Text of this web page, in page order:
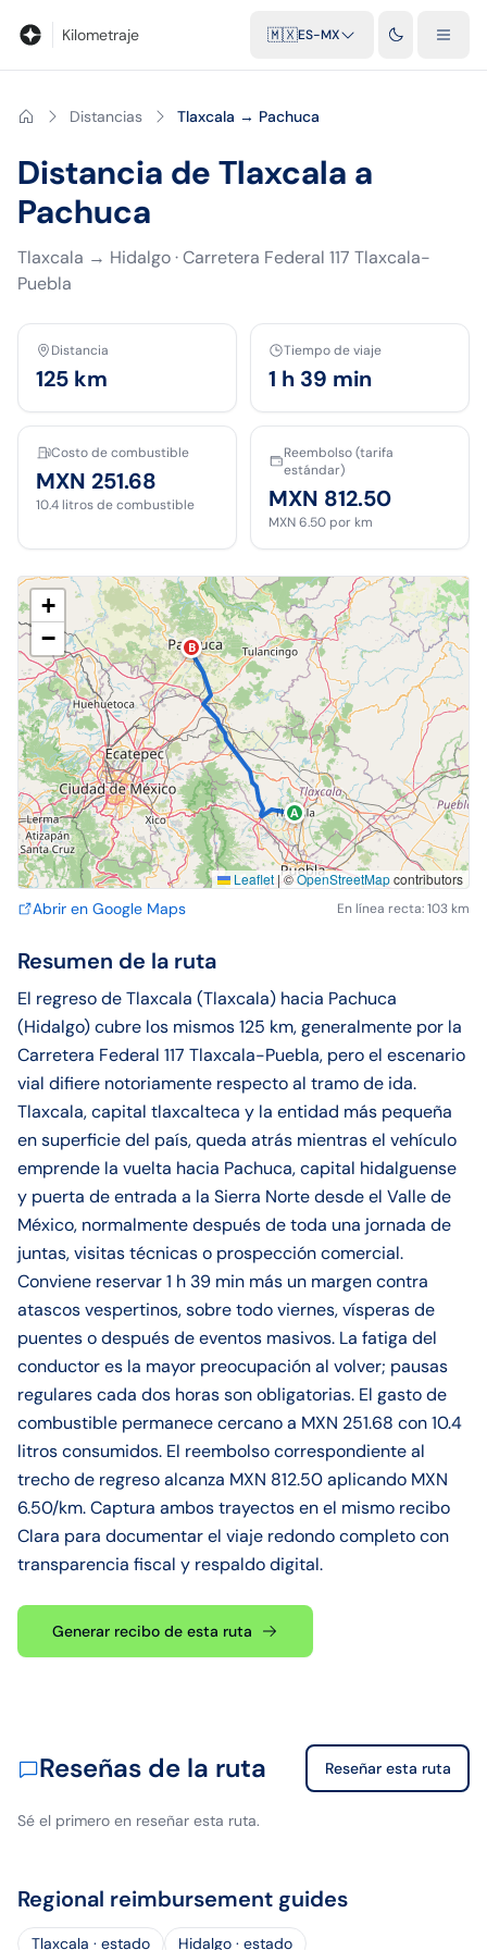
Kilometraje 🇲🇽ES-MX
Distancias Tlaxcala → Pachuca
Distancia de Tlaxcala a
Pachuca
Tlaxcala → Hidalgo·Carretera Federal 117 Tlaxcala-
Puebla
Distancia
125 km
Tiempo de viaje
1 h 39 min
Costo de combustible
MXN 251.68
10.4 litros de combustible
Reembolso (tarifa
estándar)
MXN 812.50
MXN 6.50 por km
A
B
+
−
Leaflet |©OpenStreetMapcontributors
Abrir en Google Maps En línea recta: 103 km
Resumen de la ruta
El regreso de Tlaxcala (Tlaxcala) hacia Pachuca
(Hidalgo) cubre los mismos 125 km, generalmente por la
Carretera Federal 117 Tlaxcala-Puebla, pero el escenario
vial difiere notoriamente respecto al tramo de ida.
Tlaxcala, capital tlaxcalteca y la entidad más pequeña
en superficie del país, queda atrás mientras el vehículo
emprende la vuelta hacia Pachuca, capital hidalguense
y puerta de entrada a la Sierra Norte desde el Valle de
México, normalmente después de toda una jornada de
juntas, visitas técnicas o prospección comercial.
Conviene reservar 1 h 39 min más un margen contra
atascos vespertinos, sobre todo viernes, vísperas de
puentes o después de eventos masivos. La fatiga del
conductor es la mayor preocupación al volver; pausas
regulares cada dos horas son obligatorias. El gasto de
combustible permanece cercano a MXN 251.68 con 10.4
litros consumidos. El reembolso correspondiente al
trecho de regreso alcanza MXN 812.50 aplicando MXN
6.50/km. Captura ambos trayectos en el mismo recibo
Clara para documentar el viaje redondo completo con
transparencia fiscal y respaldo digital.
Generar recibo de esta ruta
Reseñas de la ruta Reseñar esta ruta
Sé el primero en reseñar esta ruta.
Regional reimbursement guides
Tlaxcala · estado Hidalgo · estado